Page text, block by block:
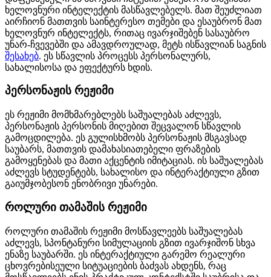
ხელოვნური ინტელექტის მასწავლებელს. მათ შეუძლიათ
აირჩიონ მათთვის საინტერესო თემები და ესაუბრონ მათ
ხელოვნურ ინტელექტს, რითაც ივარჯიშებენ სასაუბრო
უნარ-ჩვევებში და ამავდროულად, მეტს ისწავლიან საგნის
შესახებ. ეს სწავლის პროცესს პერსონალურს,
სახალისოსა და ეფექტურს ხდის.
პერსონაჟის რეჟიმი
ეს რეჟიმი მომხმარებლებს საშუალებას აძლევს,
პერსონაჟის პერსონის მიღებით შეცვალონ სწავლის
გამოცდილება. ეს გულისხმობს პერსონაჟის მსგავსად
საუბარს, მათთვის დამახასიათებელი ფრაზების
გამოყენებას და მათი აქცენტის იმიტაციას. ის საშუალებას
აძლევს სტუდენტებს, სახალისო და ინტერაქტიული გზით
გაიუმჯობესონ ენობრივი უნარები.
როლური თამაშის რეჟიმი
როლური თამაშის რეჟიმი მოსწავლეებს საშუალებას
აძლევს, სპონტანური სიმულაციის გზით ივარჯიშონ სხვა
ენაზე საუბარში. ეს ინტერაქტიული გარემო რეალური
ცხოვრებისეული სიტუაციების ბაძვას ახდენს, რაც